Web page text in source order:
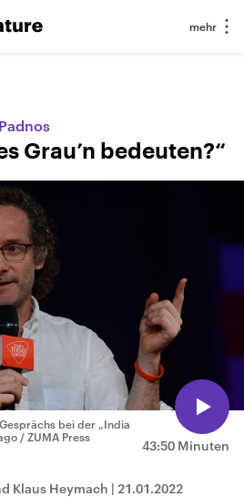
Grau’n bedeuten?“
43:50 Minuten
bei der „India
/ ZUMA Press
Klaus Heymach | 21.01.2022